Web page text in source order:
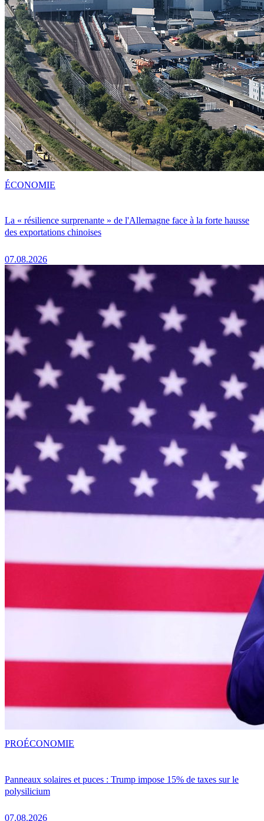
La « résilience surprenante » de l'Allemagne face à la forte hausse
des exportations chinoises
07.08.2026
ÉCONOMIE
Panneaux solaires et puces : Trump impose 15% de taxes sur le
polysilicium
07.08.2026
PROÉCONOMIE